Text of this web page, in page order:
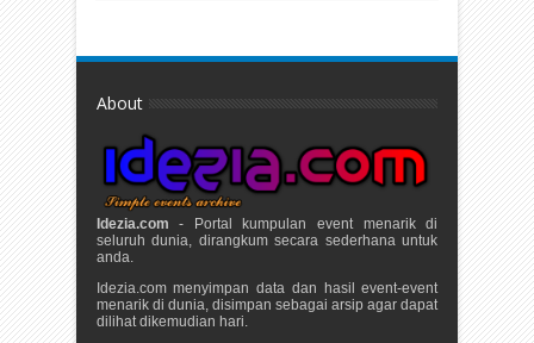
About
Idezia.com - Portal kumpulan event menarik di
seluruh dunia, dirangkum secara sederhana untuk
anda.
Idezia.com menyimpan data dan hasil event-event
menarik di dunia, disimpan sebagai arsip agar dapat
dilihat dikemudian hari.